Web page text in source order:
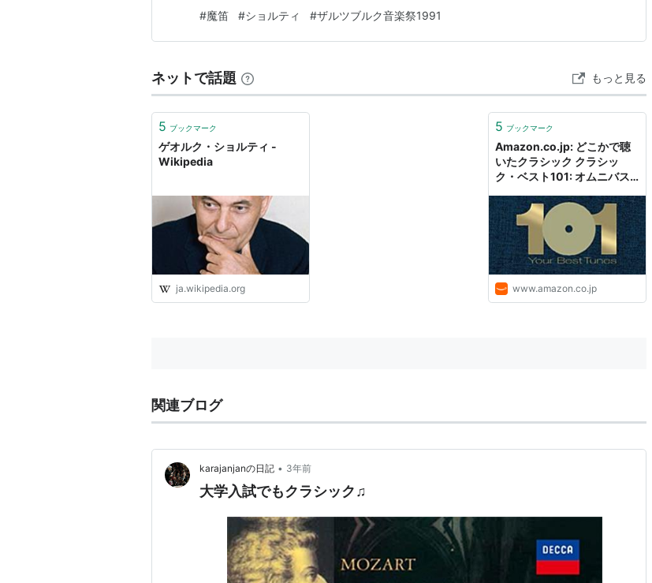
れていたが，廃盤のようである。 ショルティは「魔笛」をウィーン・フィルと2度録音
しており，…
#魔笛 #ショルティ #ザルツブルク音楽祭1991
ネットで話題 もっと見る
5 ブックマーク
ゲオルク・ショルティ -
Wikipedia
ja.wikipedia.org
5 ブックマーク
Amazon.co.jp: どこかで聴
いたクラシック クラシッ
ク・ベスト101: オムニバス
ト), ローレンガー(ピラール)
(アーティスト), ミントン(イ
ヴォンヌ) (アーティスト), バ
ロウズ(スチュアート) (アー
ティスト), タルヴェラ(マル
ッティ) (アーティスト), シカ
ゴ交響合唱団 (アーティス
www.amazon.co.jp
関連ブログ
karajanjanの日記 • 3年前
大学入試でもクラシック♫